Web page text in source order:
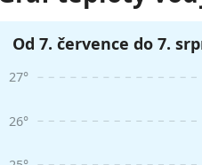
Od 7. července do 7.
26°
27°